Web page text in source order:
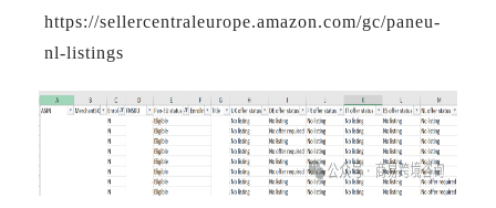
https://sellercentraleurope.amazon.com/gc/paneu-
nl-listings